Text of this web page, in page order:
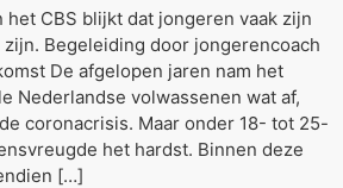
CBS blijkt dat jongeren vaak zijn
Begeleiding door jongerencoach
De afgelopen jaren nam het
Nederlandse volwassenen wat af,
coronacrisis. Maar onder 18- tot 25-
het hardst. Binnen deze
[…]